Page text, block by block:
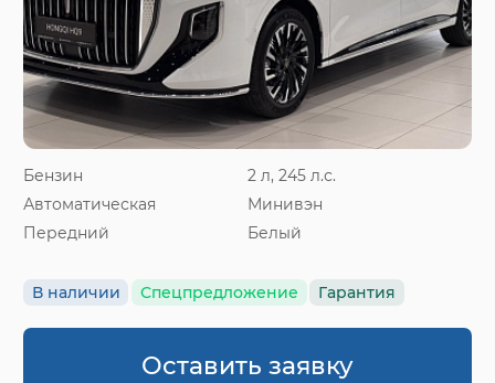
Бензин
2 л, 245 л.с.
Автоматическая
Минивэн
Передний
Белый
В наличии Спецпредложение Гарантия
Оставить заявку